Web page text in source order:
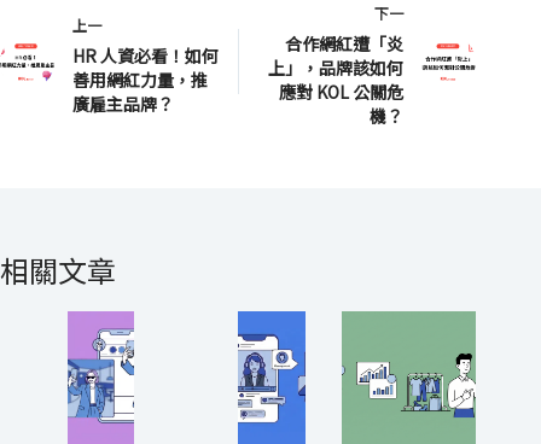
上一
HR 人資必看！如何
善用網紅力量，推
廣雇主品牌？
下一
合作網紅遭「炎
上」，品牌該如何
應對 KOL 公關危
機？
相關文章